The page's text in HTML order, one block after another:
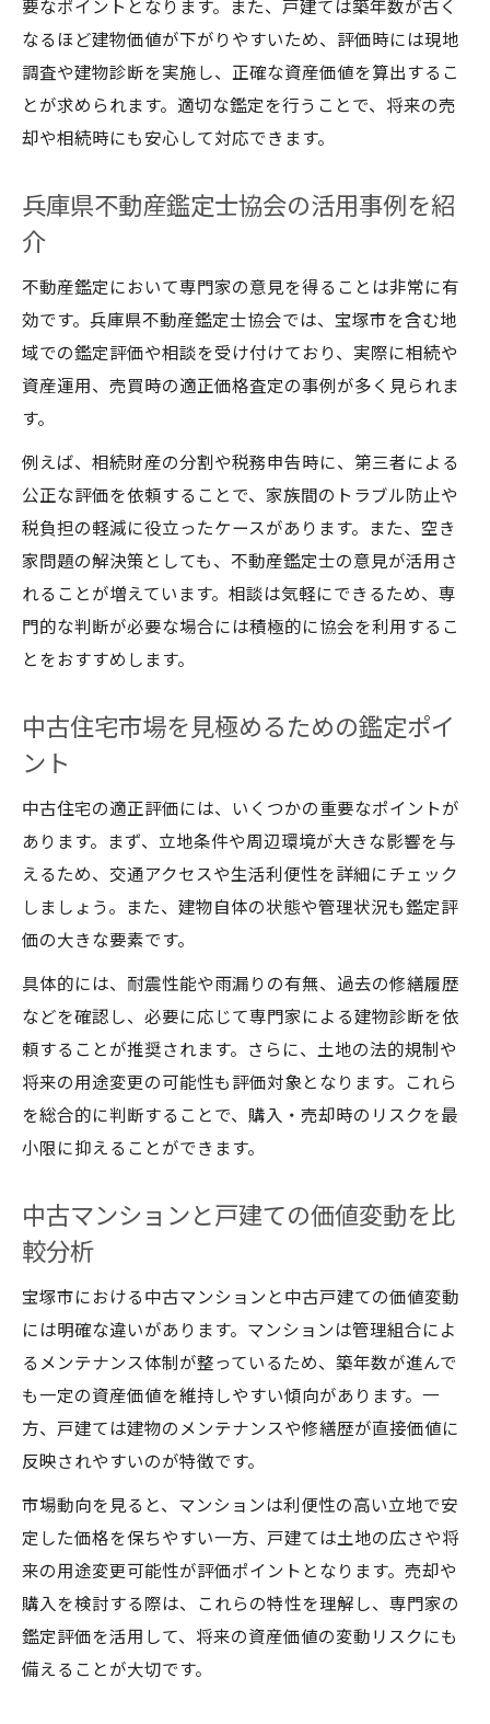
要なポイントとなります。また、戸建ては築年数が古く
なるほど建物価値が下がりやすいため、評価時には現地
調査や建物診断を実施し、正確な資産価値を算出するこ
とが求められます。適切な鑑定を行うことで、将来の売
却や相続時にも安心して対応できます。
兵庫県不動産鑑定士協会の活用事例を紹
介
不動産鑑定において専門家の意見を得ることは非常に有
効です。兵庫県不動産鑑定士協会では、宝塚市を含む地
域での鑑定評価や相談を受け付けており、実際に相続や
資産運用、売買時の適正価格査定の事例が多く見られま
す。
例えば、相続財産の分割や税務申告時に、第三者による
公正な評価を依頼することで、家族間のトラブル防止や
税負担の軽減に役立ったケースがあります。また、空き
家問題の解決策としても、不動産鑑定士の意見が活用さ
れることが増えています。相談は気軽にできるため、専
門的な判断が必要な場合には積極的に協会を利用するこ
とをおすすめします。
中古住宅市場を見極めるための鑑定ポイ
ント
中古住宅の適正評価には、いくつかの重要なポイントが
あります。まず、立地条件や周辺環境が大きな影響を与
えるため、交通アクセスや生活利便性を詳細にチェック
しましょう。また、建物自体の状態や管理状況も鑑定評
価の大きな要素です。
具体的には、耐震性能や雨漏りの有無、過去の修繕履歴
などを確認し、必要に応じて専門家による建物診断を依
頼することが推奨されます。さらに、土地の法的規制や
将来の用途変更の可能性も評価対象となります。これら
を総合的に判断することで、購入・売却時のリスクを最
小限に抑えることができます。
中古マンションと戸建ての価値変動を比
較分析
宝塚市における中古マンションと中古戸建ての価値変動
には明確な違いがあります。マンションは管理組合によ
るメンテナンス体制が整っているため、築年数が進んで
も一定の資産価値を維持しやすい傾向があります。一
方、戸建ては建物のメンテナンスや修繕歴が直接価値に
反映されやすいのが特徴です。
市場動向を見ると、マンションは利便性の高い立地で安
定した価格を保ちやすい一方、戸建ては土地の広さや将
来の用途変更可能性が評価ポイントとなります。売却や
購入を検討する際は、これらの特性を理解し、専門家の
鑑定評価を活用して、将来の資産価値の変動リスクにも
備えることが大切です。